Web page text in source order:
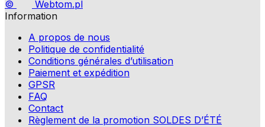
©
Webtom.pl
Information
A propos de nous
Politique de confidentialité
Conditions générales d’utilisation
Paiement et expédition
GPSR
FAQ
Contact
Règlement de la promotion SOLDES D’ÉTÉ